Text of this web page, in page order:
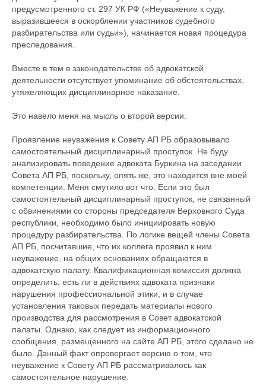
предусмотренного ст. 297 УК РФ («Неуважение к суду,
выразившееся в оскорблении участников судебного
разбирательства или судьи»), начинается новая процедура
преследования.
Вместе в тем в законодательстве об адвокатской
деятельности отсутствует упоминание об обстоятельствах,
утяжеляющих дисциплинарное наказание.
Это навело меня на мысль о второй версии.
Проявление неуважения к Совету АП РБ образовывало
самостоятельный дисциплинарный проступок. Не буду
анализировать поведение адвоката Буркина на заседании
Совета АП РБ, поскольку, опять же, это находится вне моей
компетенции. Меня смутило вот что. Если это был
самостоятельный дисциплинарный проступок, не связанный
с обвинениями со стороны председателя Верховного Суда
республики, необходимо было инициировать новую
процедуру разбирательства. По логике вещей члены Совета
АП РБ, посчитавшие, что их коллега проявил к ним
неуважение, на общих основаниях обращаются в
адвокатскую палату. Квалификационная комиссия должна
определить, есть ли в действиях адвоката признаки
нарушения профессиональной этики, и в случае
установления таковых передать материалы нового
производства для рассмотрения в Совет адвокатской
палаты. Однако, как следует из информационного
сообщения, размещенного на сайте АП РБ, этого сделано не
было. Данный факт опровергает версию о том, что
неуважение к Совету АП РБ рассматривалось как
самостоятельное нарушение.
Меню сайта
Информ-Бюро
Мультимедиа
Услуги
О Бюро
Опыт
Карьера
Команда
Контакты
Новости Бюро
Мероприятия
Бюро в СМИ
Аналитика
Инфографика
Тесты
Видео
Подкасты